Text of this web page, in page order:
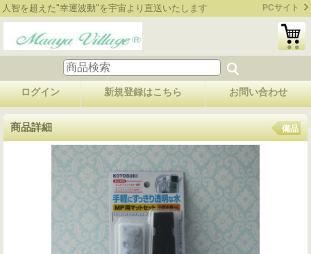
人智を超えた"幸運波動"を宇宙より直送いたします PCサイト
ログイン 新規登録はこちら お問い合わせ
商品詳細 備品